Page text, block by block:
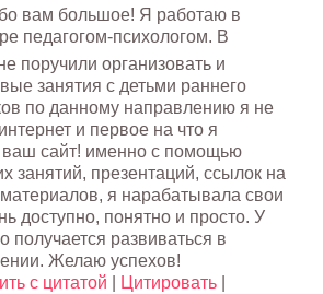
вам большое! Я работаю в
педагогом-психологом. В
поручили организовать и
занятия с детьми раннего
по данному направлению я не
и первое на что я
ваш сайт! именно с помощью
занятий, презентаций, ссылок на
я нарабатывала свои
доступно, понятно и просто. У
получается развиваться в
Желаю успехов!
с цитатой Цитировать